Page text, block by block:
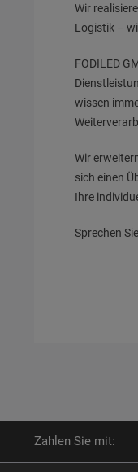
Wir
Logistik –
FODILED
wissen
Wir
sich einen
Ihre
Sprechen
Zahlen Sie mit: